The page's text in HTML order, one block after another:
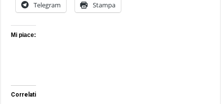
Telegram Stampa
Mi piace:
Correlati